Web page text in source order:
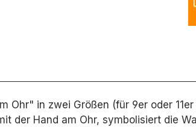
Ohr" in zwei Größen (für 9er oder
der Hand am Ohr, symbolisiert die